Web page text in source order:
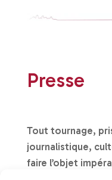
Presse
Tout tournage,
journalistique,
faire l’objet